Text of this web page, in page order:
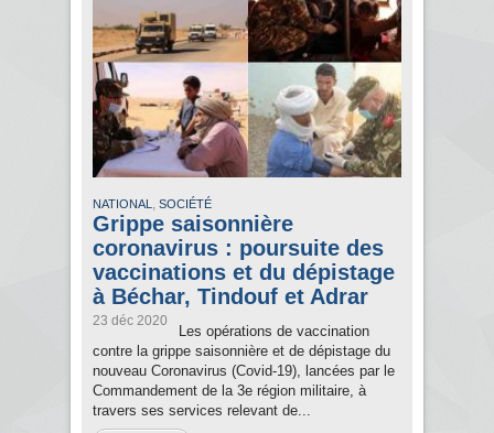
NATIONAL , SOCIÉTÉ
Grippe saisonnière
coronavirus : poursuite des
vaccinations et du dépistage
à Béchar, Tindouf et Adrar
23 déc 2020
Les opérations de vaccination
contre la grippe saisonnière et de dépistage du
nouveau Coronavirus (Covid-19), lancées par le
Commandement de la 3e région militaire, à
travers ses services relevant de...